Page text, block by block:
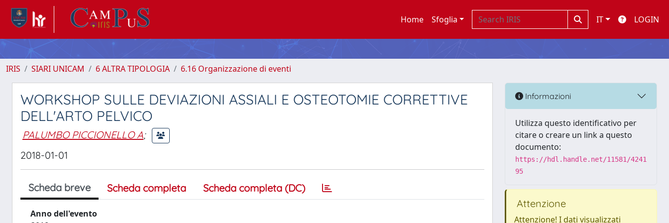
Home Sfoglia IT LOGIN
IRIS SIARI UNICAM 6 ALTRA TIPOLOGIA 6.16 Organizzazione di eventi
WORKSHOP SULLE DEVIAZIONI ASSIALI E OSTEOTOMIE CORRETTIVE
DELL'ARTO PELVICO
PALUMBO PICCIONELLO A;
2018-01-01
Scheda breve Scheda completa Scheda completa (DC)
Anno dell'evento
Informazioni
Utilizza questo identificativo per
citare o creare un link a questo
documento:
https://hdl.handle.net/11581/4241
95
Attenzione
Attenzione! I dati visualizzati